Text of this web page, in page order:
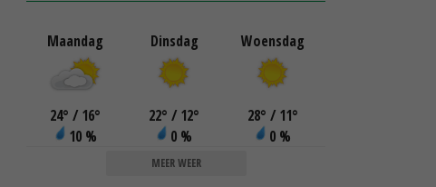
Maandag
24° / 16°
10 %
Dinsdag
22° / 12°
0 %
Woensdag
28° / 11°
0 %
MEER WEER